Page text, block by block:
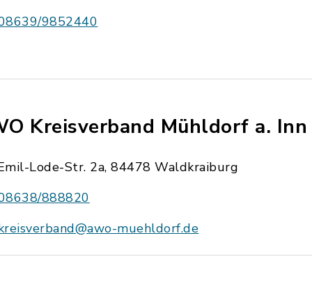
9852440
Kreisverband Mühldorf a. Inn
Lode-Str. 2a, 84478 Waldkraiburg
888820
muehldorf.de